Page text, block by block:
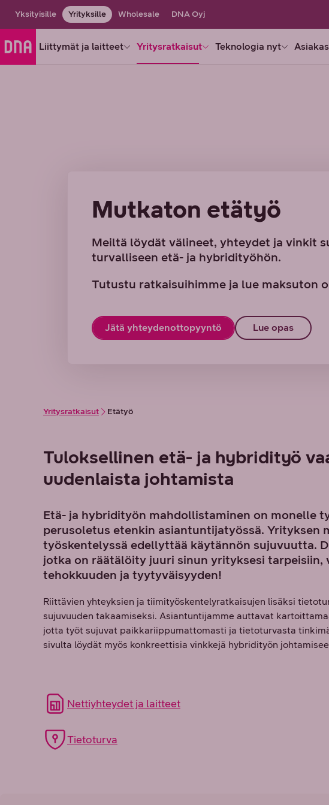
Yksityisille Yrityksille Wholesale DNA Oyj
Liittymät ja laitteet Yritysratkaisut Teknologia nyt
Mutkaton etätyö
Meiltä löydät välineet, yhteydet ja vinkit
turvalliseen etä- ja hybridityöhön.
Tutustu ratkaisuihimme ja lue maksuton
Jätä yhteydenottopyyntö Lue opas
Yritysratkaisut Etätyö
Tuloksellinen etä- ja hybridityö
uudenlaista johtamista
Etä- ja hybridityön mahdollistaminen on monelle
perusoletus etenkin asiantuntijatyössä. Yrityksen
työskentelyssä edellyttää käytännön sujuvuutta.
jotka on räätälöity juuri sinun yrityksesi tarpeisiin,
tehokkuuden ja tyytyväisyyden!
Riittävien yhteyksien ja tiimityöskentelyratkaisujen lisäksi
sujuvuuden takaamiseksi. Asiantuntijamme auttavat
jotta työt sujuvat paikkariippumattomasti ja tietoturvasta
sivulta löydät myös konkreettisia vinkkejä hybridityön
Nettiyhteydet ja laitteet
Tietoturva